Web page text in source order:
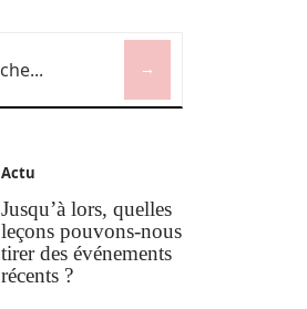
Actu
Jusqu’à lors, quelles
leçons pouvons-nous
tirer des événements
récents ?